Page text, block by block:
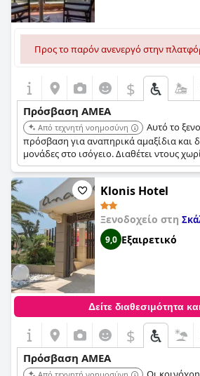
Προς το παρόν ανενεργό στην
$
Πρόσβαση ΑΜΕΑ
Από τεχνητή νοημοσύνη
Αυτό το
πρόσβαση για αναπηρικά αμαξίδια και
μονάδες στο ισόγειο. Διαθέτει ντους
ορισμένα μπάνια. Το ξενοδοχείο
σε αναπηρικά αμαξίδια από πολλαπλές
Klonis Hotel
Ξενοδοχείο στη
9,0 Εξαιρετικό
Δείτε διαθεσιμότητα
$
Πρόσβαση ΑΜΕΑ